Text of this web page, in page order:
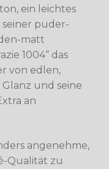
ein leichtes
seiner puder-
matt
1004“ das
von edlen,
und seine
an
angenehme,
Qualität zu